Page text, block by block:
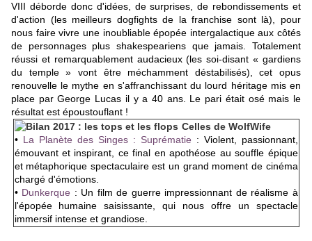
VIII déborde donc d'idées, de surprises, de rebondissements et
d'action (les meilleurs dogfights de la franchise sont là), pour
nous faire vivre une inoubliable épopée intergalactique aux côtés
de personnages plus shakespeariens que jamais. Totalement
réussi et remarquablement audacieux (les soi-disant « gardiens
du temple » vont être méchamment déstabilisés), cet opus
renouvelle le mythe en s'affranchissant du lourd héritage mis en
place par George Lucas il y a 40 ans. Le pari était osé mais le
résultat est époustouflant !
Celles de WolfWife
• La Planète des Singes : Suprématie : Violent, passionnant,
émouvant et inspirant, ce final en apothéose au souffle épique
et métaphorique spectaculaire est un grand moment de cinéma
chargé d'émotions.
• Dunkerque : Un film de guerre impressionnant de réalisme à
l'épopée humaine saisissante, qui nous offre un spectacle
immersif intense et grandiose.